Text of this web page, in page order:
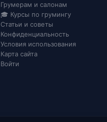
Грумерам и салонам
🎓 Курсы по грумингу
Статьи и советы
Конфиденциальность
Условия использования
Карта сайта
Войти